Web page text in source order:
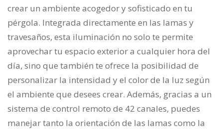
crear un ambiente acogedor y sofisticado en tu
pérgola. Integrada directamente en las lamas y
travesaños, esta iluminación no solo te permite
aprovechar tu espacio exterior a cualquier hora del
día, sino que también te ofrece la posibilidad de
personalizar la intensidad y el color de la luz según
el ambiente que desees crear. Además, gracias a un
sistema de control remoto de 42 canales, puedes
manejar tanto la orientación de las lamas como la